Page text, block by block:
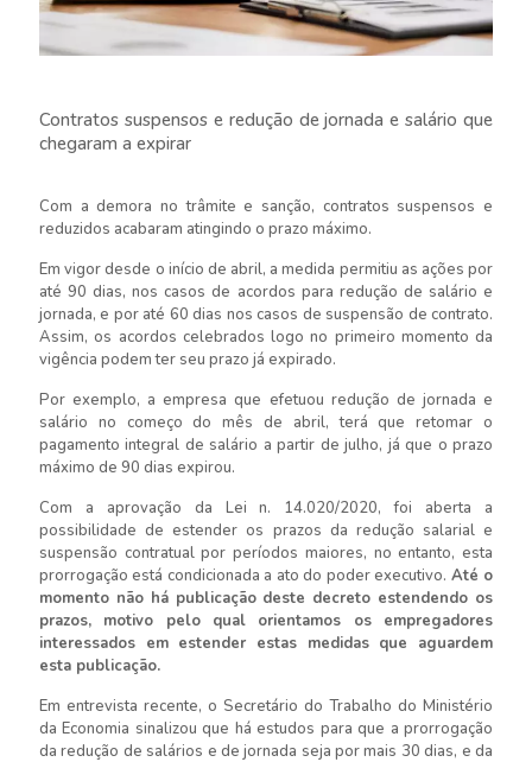
Contratos suspensos e redução de jornada e salário que
chegaram a expirar
Com a demora no trâmite e sanção, contratos suspensos e
reduzidos acabaram atingindo o prazo máximo.
Em vigor desde o início de abril, a medida permitiu as ações por
até 90 dias, nos casos de acordos para redução de salário e
jornada, e por até 60 dias nos casos de suspensão de contrato.
Assim, os acordos celebrados logo no primeiro momento da
vigência podem ter seu prazo já expirado.
Por exemplo, a empresa que efetuou redução de jornada e
salário no começo do mês de abril, terá que retomar o
pagamento integral de salário a partir de julho, já que o prazo
máximo de 90 dias expirou.
Com a aprovação da Lei n. 14.020/2020, foi aberta a
possibilidade de estender os prazos da redução salarial e
suspensão contratual por períodos maiores, no entanto, esta
prorrogação está condicionada a ato do poder executivo. Até o
momento não há publicação deste decreto estendendo os
prazos, motivo pelo qual orientamos os empregadores
interessados em estender estas medidas que aguardem
esta publicação.
Em entrevista recente, o Secretário do Trabalho do Ministério
da Economia sinalizou que há estudos para que a prorrogação
da redução de salários e de jornada seja por mais 30 dias, e da